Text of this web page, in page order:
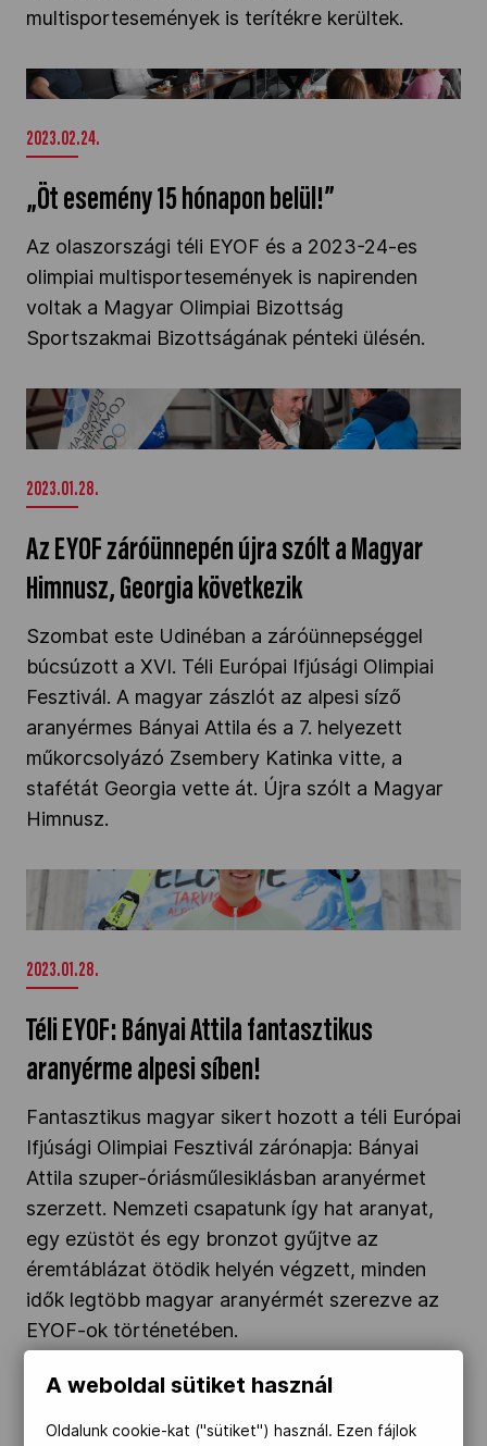
multisportesemények is terítékre kerültek.
„Öt esemény 15 hónapon belül!”" />
2023.02.24.
„Öt esemény 15 hónapon belül!”
Az olaszországi téli EYOF és a 2023-24-es
olimpiai multisportesemények is napirenden
voltak a Magyar Olimpiai Bizottság
Sportszakmai Bizottságának pénteki ülésén.
Az EYOF záróünnepén újra szólt a Magyar
Himnusz, Georgia következik" />
2023.01.28.
Az EYOF záróünnepén újra szólt a Magyar
Himnusz, Georgia következik
Szombat este Udinéban a záróünnepséggel
búcsúzott a XVI. Téli Európai Ifjúsági Olimpiai
Fesztivál. A magyar zászlót az alpesi síző
aranyérmes Bányai Attila és a 7. helyezett
műkorcsolyázó Zsembery Katinka vitte, a
stafétát Georgia vette át. Újra szólt a Magyar
Himnusz.
Téli EYOF: Bányai Attila fantasztikus aranyérme
alpesi síben!" />
2023.01.28.
Téli EYOF: Bányai Attila fantasztikus
aranyérme alpesi síben!
Fantasztikus magyar sikert hozott a téli Európai
Ifjúsági Olimpiai Fesztivál zárónapja: Bányai
Attila szuper-óriásműlesiklásban aranyérmet
szerzett. Nemzeti csapatunk így hat aranyat,
egy ezüstöt és egy bronzot gyűjtve az
éremtáblázat ötödik helyén végzett, minden
idők legtöbb magyar aranyérmét szerezve az
EYOF-ok történetében.
„A kihívások ellenére is elérte a célját a téli
EYOF”" />
A weboldal sütiket használ
Oldalunk cookie-kat ("sütiket") használ. Ezen fájlok